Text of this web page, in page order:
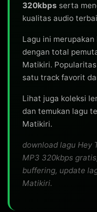
320kbps serta
kualitas audio
Lagu ini
dengan total
Matikiri.
satu track favorit
Lihat juga koleksi
dan temukan lagu
Matikiri.
download lagu Hey
MP3 320kbps
buffering, update
Matikiri.